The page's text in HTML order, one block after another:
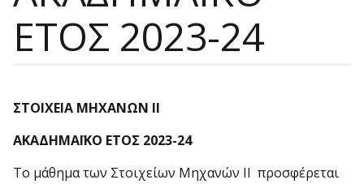
ΕΤΟΣ 2023-24
ΣΤΟΙΧΕΙΑ ΜΗΧΑΝΩΝ ΙΙ
ΑΚΑΔΗΜΑΪΚΟ ΕΤΟΣ 2023-24
Το μάθημα των Στοιχείων Μηχανών ΙΙ προσφέρεται